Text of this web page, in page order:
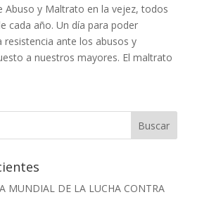
Abuso y Maltrato en la vejez, todos
cada año. Un día para poder
resistencia ante los abusos y
a nuestros mayores. El maltrato
MUNDIAL DE LA LUCHA CONTRA